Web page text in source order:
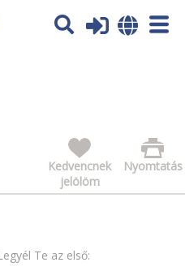
További tájékoztatás itt:
Nyomtatás
Kedvencnek
jelölöm
Te az első: